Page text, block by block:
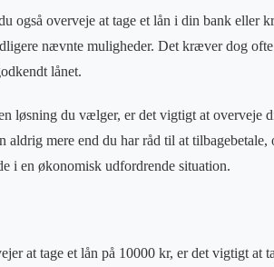
også overveje at tage et lån i din bank eller
nævnte muligheder. Det kræver dog
lånet.
løsning du vælger, er det vigtigt at overveje
aldrig mere end du har råd til at
i en økonomisk udfordrende situation.
at tage et lån på 10000 kr, er det vigtigt at